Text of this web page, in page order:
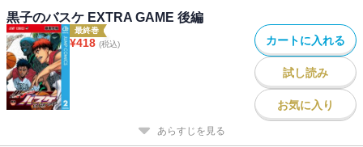
黒子のバスケ EXTRA GAME 後編
最終巻
¥418 (税込) カートに入れる
試し読み
お気に入り
あらすじを見る